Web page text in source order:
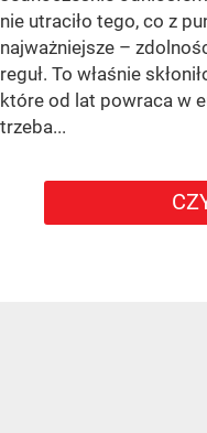
nie utraciło tego, co z
najważniejsze –
reguł. To właśnie
które od lat powraca w
trzeba...